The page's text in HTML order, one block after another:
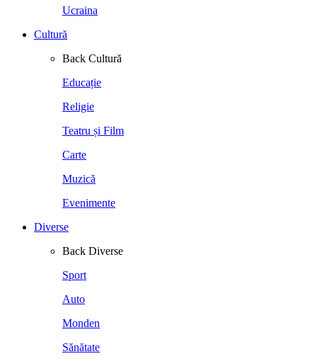
Ucraina
Cultură
Back Cultură
Educație
Religie
Teatru și Film
Carte
Muzică
Evenimente
Diverse
Back Diverse
Sport
Auto
Monden
Sănătate